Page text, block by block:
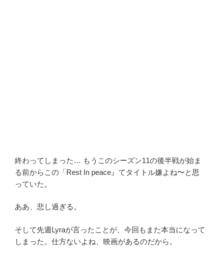
終わってしまった… もうこのシーズン11の後半戦が始ま
る前からこの「Rest In peace』てタイトル嫌よね〜と思
っていた。
ああ、悲し過ぎる。
そして先週Lyraが言ったことが、今回もまた本当になって
しまった。仕方ないよね、映画があるのだから。